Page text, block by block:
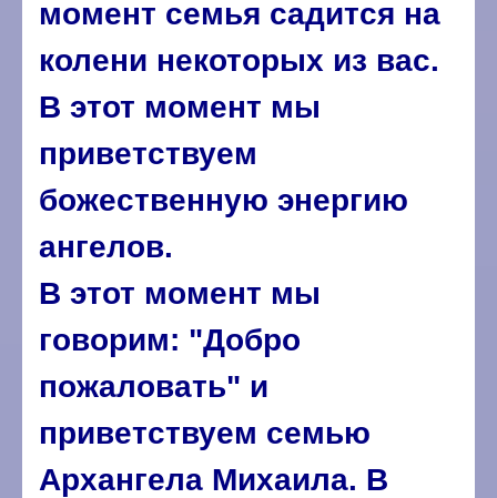
момент семья садится на
колени некоторых из вас.
В этот момент мы
приветствуем
божественную энергию
ангелов.
В этот момент мы
говорим: "Добро
пожаловать" и
приветствуем семью
Архангела Михаила. В